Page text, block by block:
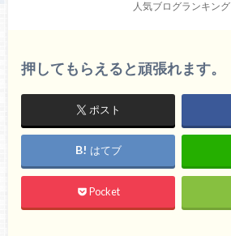
人気ブログランキング
押してもらえると頑張れます。
ポスト
はてブ
Pocket